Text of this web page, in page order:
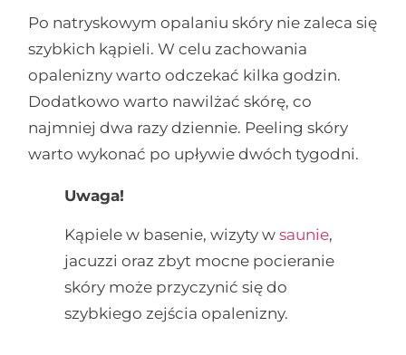
Po natryskowym opalaniu skóry nie zaleca się
szybkich kąpieli. W celu zachowania
opalenizny warto odczekać kilka godzin.
Dodatkowo warto nawilżać skórę, co
najmniej dwa razy dziennie. Peeling skóry
warto wykonać po upływie dwóch tygodni.
Uwaga!
Kąpiele w basenie, wizyty wsaunie,
jacuzzi oraz zbyt mocne pocieranie
skóry może przyczynić się do
szybkiego zejścia opalenizny.